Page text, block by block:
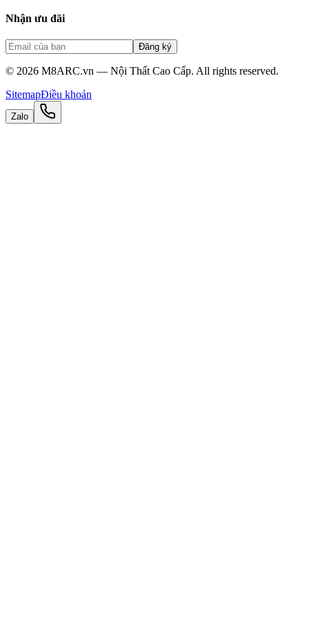
Nhận ưu đãi
Đăng ký
© 2026 M8ARC.vn — Nội Thất Cao Cấp. All rights reserved.
SitemapĐiều khoản
Zalo